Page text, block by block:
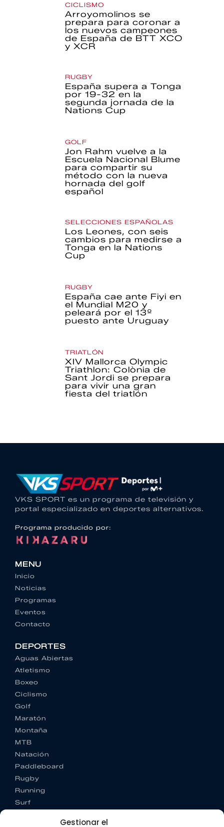
Gestionar el
CICLISMO
Arroyomolinos se
prepara para coronar a
los nuevos campeones
de España de BTT XCO
y XCR
RUGBY
España supera a Tonga
por 19-32 en la
segunda jornada de la
Nations Cup
GOLF
Jon Rahm vuelve a la
Escuela Nacional Blume
para compartir su
método con la nueva
hornada del golf
español
SELECCIONES ESPAÑOLAS
Los Leones, con seis
cambios para medirse a
Tonga en la Nations
Cup
RUGBY
España cae ante Fiyi en
el Mundial M20 y
peleará por el 13º
puesto ante Uruguay
TRIATLÓN
XIV Mallorca Olympic
Triathlon: Colònia de
Sant Jordi se prepara
para vivir una gran
fiesta del triatlón
VKS SPORT es un programa de televisión y
portal especializado en deportes alternativos.
Programa producido por:
MENU
Inicio
Noticias
Programas
Eventos
Contacto
DEPORTES
Aguas Abiertas
Atletismo
Boxeo
Ciclismo
Golf
Maratón
Montaña
MTB
Natación
Paddleboard
Rugby
Running
Surf